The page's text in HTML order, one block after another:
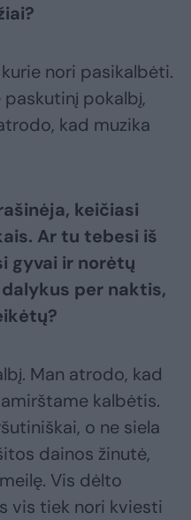
nori pasikalbėti.
pokalbį,
kad muzika
keičiasi
Ar tu tebesi iš
gyvai ir norėtų
per naktis,
Man atrodo, kad
kalbėtis.
o ne siela
dainos žinutė,
Vis dėlto
vis tiek nori kviesti